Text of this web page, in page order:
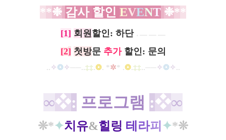
**❉ 감사 할인 EVENT ❉**
[1] 회원할인: 하단​
[2] 첫방문 추가 할인: 문의
..✧❂✧──..‡‡.❂. *✲* .❂.‡‡..──✧❂✧..
∞❖: 프로그램 :❖∞
❊*✦치유&힐링 테 라피 ✦*❊